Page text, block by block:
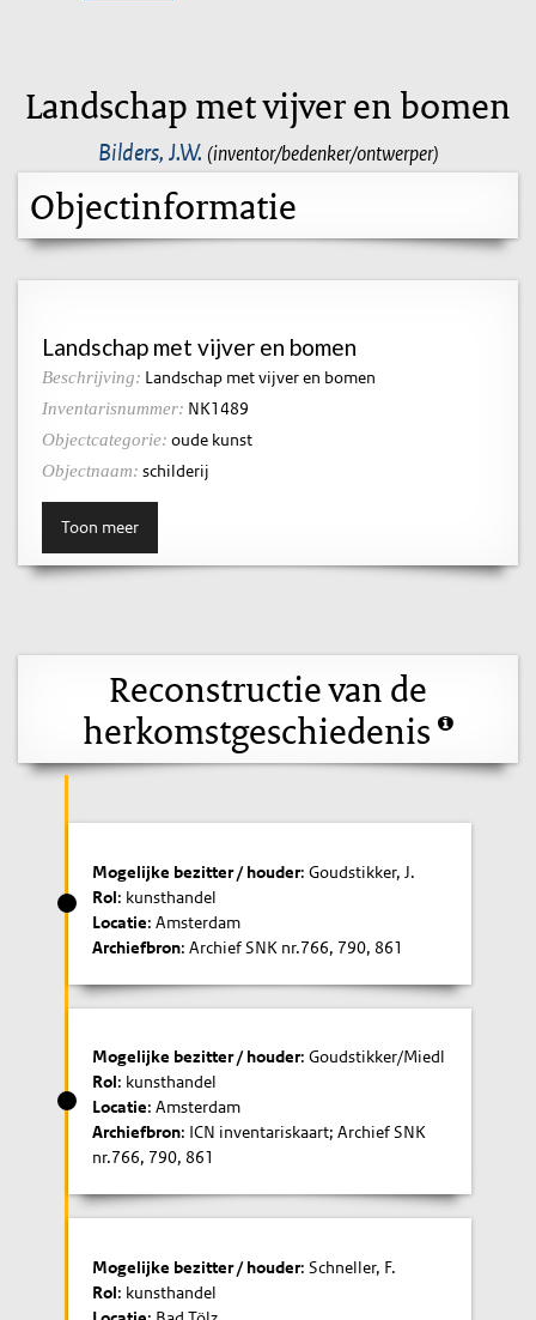
Landschap met vijver en bomen
Bilders, J.W. (inventor/bedenker/ontwerper)
Objectinformatie
Landschap met vijver en bomen
Beschrijving: Landschap met vijver en bomen
Inventarisnummer: NK1489
Objectcategorie: oude kunst
Objectnaam: schilderij
Toon meer
Reconstructie van de
herkomstgeschiedenis
Mogelijke bezitter / houder: Goudstikker, J.
Rol: kunsthandel
Locatie: Amsterdam
Archiefbron: Archief SNK nr.766, 790, 861
Mogelijke bezitter / houder: Goudstikker/Miedl
Rol: kunsthandel
Locatie: Amsterdam
Archiefbron: ICN inventariskaart; Archief SNK
nr.766, 790, 861
Mogelijke bezitter / houder: Schneller, F.
Rol: kunsthandel